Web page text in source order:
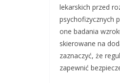
lekarskich przed
psychofizycznych
one badania
skierowane na
zaznaczyć, że
zapewnić